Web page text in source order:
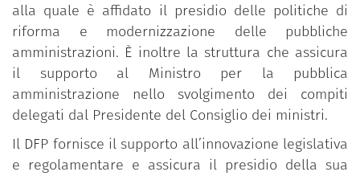
alla quale è affidato il presidio delle politiche di
riforma e modernizzazione delle pubbliche
amministrazioni. È inoltre la struttura che assicura
il supporto al Ministro per la pubblica
amministrazione nello svolgimento dei compiti
delegati dal Presidente del Consiglio dei ministri.
Il DFP fornisce il supporto all’innovazione legislativa
e regolamentare e assicura il presidio della sua